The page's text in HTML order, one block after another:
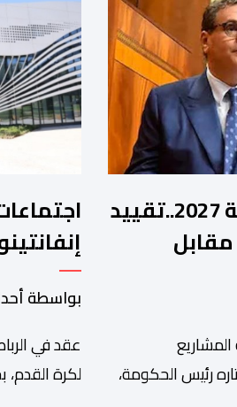
ملامح مشروع مالية 2027..تقييد
رئيس الحكومة،
الفيفا
بواسطة
عقد في
لكرة القدم،